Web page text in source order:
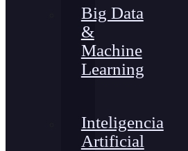
Big Data
&
Machine
Learning
Inteligencia
Artificial